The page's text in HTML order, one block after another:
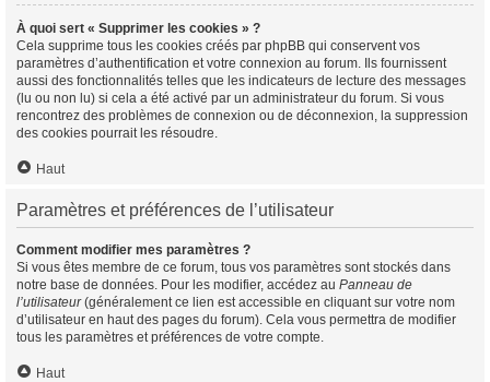
À quoi sert « Supprimer les cookies » ?
Cela supprime tous les cookies créés par phpBB qui conservent vos
paramètres d’authentification et votre connexion au forum. Ils fournissent
aussi des fonctionnalités telles que les indicateurs de lecture des messages
(lu ou non lu) si cela a été activé par un administrateur du forum. Si vous
rencontrez des problèmes de connexion ou de déconnexion, la suppression
des cookies pourrait les résoudre.
Haut
Paramètres et préférences de l’utilisateur
Comment modifier mes paramètres ?
Si vous êtes membre de ce forum, tous vos paramètres sont stockés dans
notre base de données. Pour les modifier, accédez au Panneau de
l’utilisateur(généralement ce lien est accessible en cliquant sur votre nom
d’utilisateur en haut des pages du forum). Cela vous permettra de modifier
tous les paramètres et préférences de votre compte.
Haut